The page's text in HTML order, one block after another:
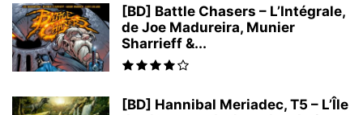
[BD] Battle Chasers – L’Intégrale,
de Joe Madureira, Munier
Sharrieff &...
[BD] Hannibal Meriadec, T5 – L’Île